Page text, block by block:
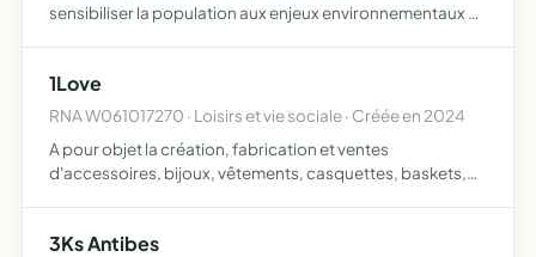
sensibiliser la population aux enjeux environnementaux en
1Love
RNA W061017270 · Loisirs et vie sociale · Créée en 2024
A pour objet la création, fabrication et ventes
d'accessoires, bijoux, vêtements, casquettes, baskets,
à ap…
3Ks Antibes